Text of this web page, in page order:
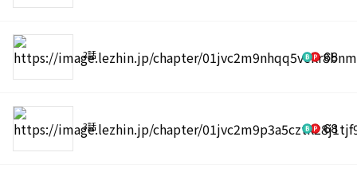
2話 68
3話 68